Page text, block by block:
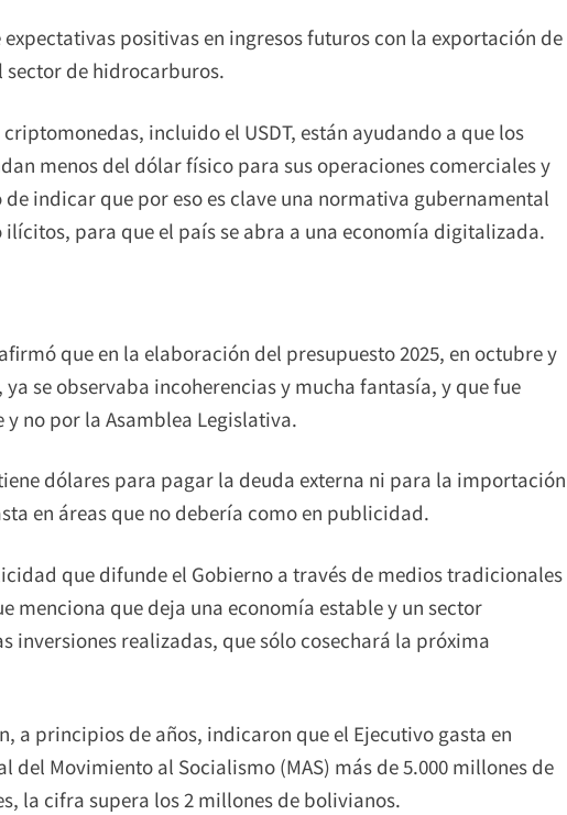
positivas en ingresos futuros con la exportación de
de hidrocarburos.
incluido el USDT, están ayudando a que los
menos del dólar físico para sus operaciones comerciales y
indicar que por eso es clave una normativa gubernamental
ilícitos, para que el país se abra a una economía digitalizada.
que en la elaboración del presupuesto 2025, en octubre y
se observaba incoherencias y mucha fantasía, y que fue
no por la Asamblea Legislativa.
dólares para pagar la deuda externa ni para la importación
en áreas que no debería como en publicidad.
que difunde el Gobierno a través de medios tradicionales
menciona que deja una economía estable y un sector
inversiones realizadas, que sólo cosechará la próxima
a principios de años, indicaron que el Ejecutivo gasta en
del Movimiento al Socialismo (MAS) más de 5.000 millones de
la cifra supera los 2 millones de bolivianos.